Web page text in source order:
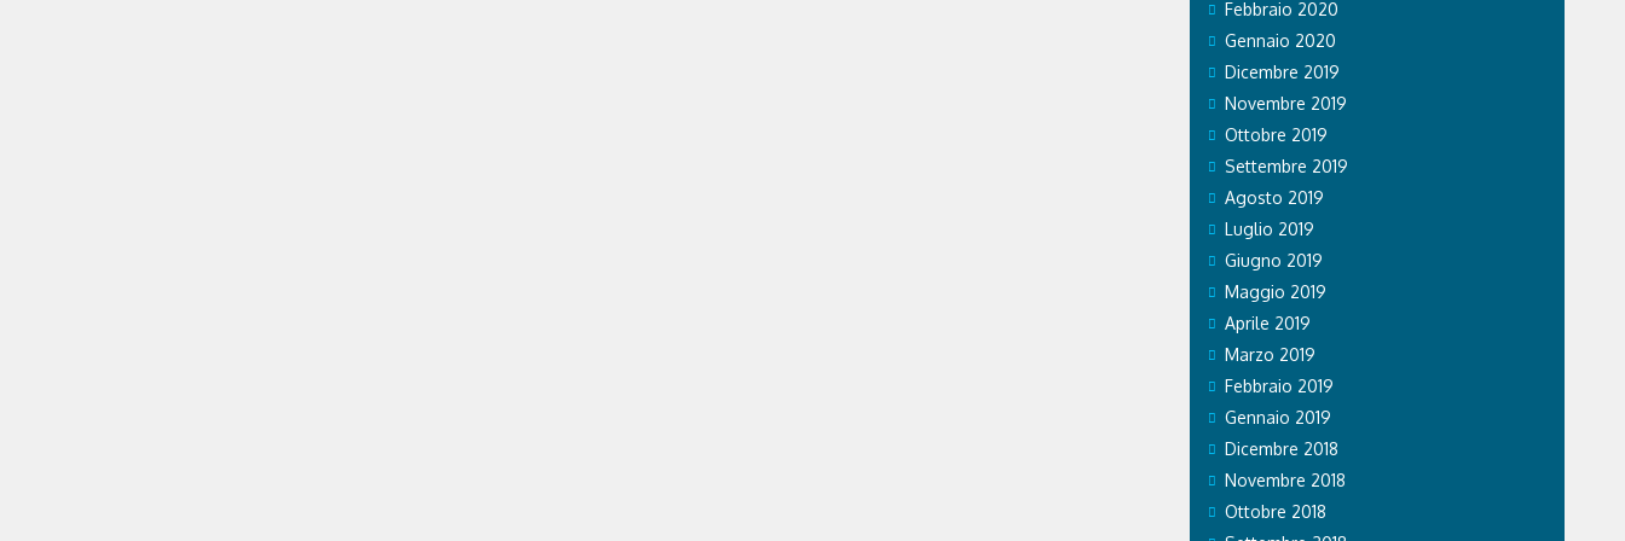
Febbraio 2020
Gennaio 2020
Dicembre 2019
Novembre 2019
Ottobre 2019
Settembre 2019
Agosto 2019
Luglio 2019
Giugno 2019
Maggio 2019
Aprile 2019
Marzo 2019
Febbraio 2019
Gennaio 2019
Dicembre 2018
Novembre 2018
Ottobre 2018